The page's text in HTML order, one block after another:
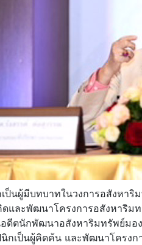
ป็นผู้มีบทบาทในวงการอสังหา
ดและพัฒนาโครงการอสังหาริม
ดีตนักพัฒนาอสังหาริมทรัพย์มอ
นิกเป็นผู้คิดค้น และพัฒนาโครง